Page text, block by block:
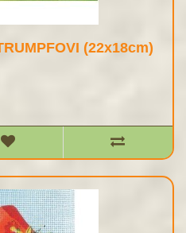
(22x18cm)